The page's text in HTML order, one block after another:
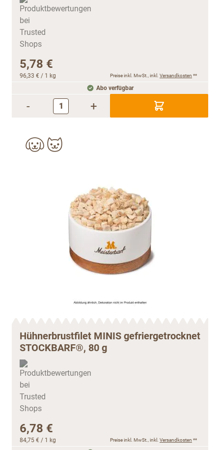
5,78 €
96,33 € / 1 kg Preise inkl. MwSt., inkl. Versandkosten **
Abo verfügbar
- +
Hühnerbrustfilet MINIS gefriergetrocknet
STOCKBARF®, 80 g
6,78 €
84,75 € / 1 kg Preise inkl. MwSt., inkl. Versandkosten **